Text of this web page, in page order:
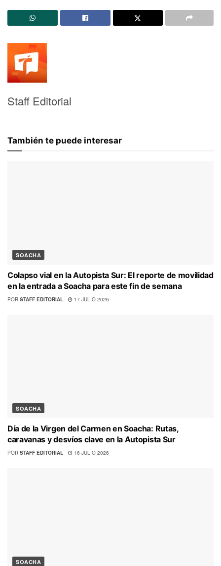
Staff Editorial
También te puede interesar
SOACHA
Colapso vial en la Autopista Sur: El reporte de movilidad
en la entrada a Soacha para este fin de semana
POR STAFF EDITORIAL 17 JULIO 2026
SOACHA
Día de la Virgen del Carmen en Soacha: Rutas,
caravanas y desvíos clave en la Autopista Sur
POR STAFF EDITORIAL 16 JULIO 2026
SOACHA